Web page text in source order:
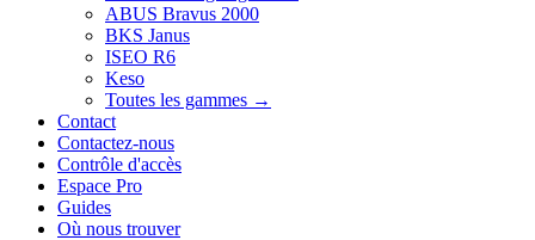
ABUS Bravus 2000
BKS Janus
ISEO R6
Keso
Toutes les gammes →
Contact
Contactez-nous
Contrôle d'accès
Espace Pro
Guides
Où nous trouver